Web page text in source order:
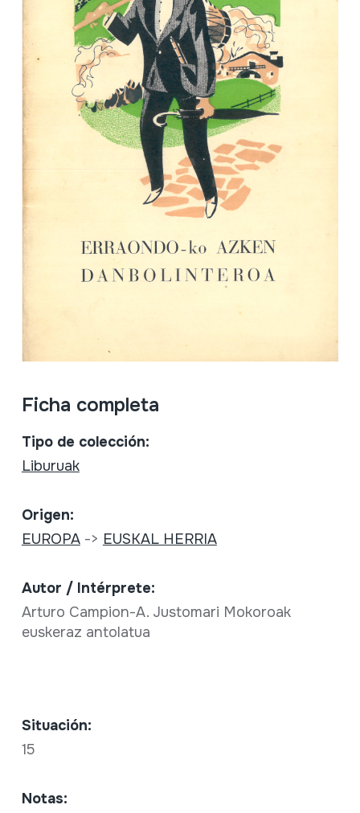
Ficha completa
Tipo de colección:
Liburuak
Origen:
EUROPA-> EUSKAL HERRIA
Autor / Intérprete:
Arturo Campion-A. Justomari Mokoroak
euskeraz antolatua
Situación:
15
Notas: